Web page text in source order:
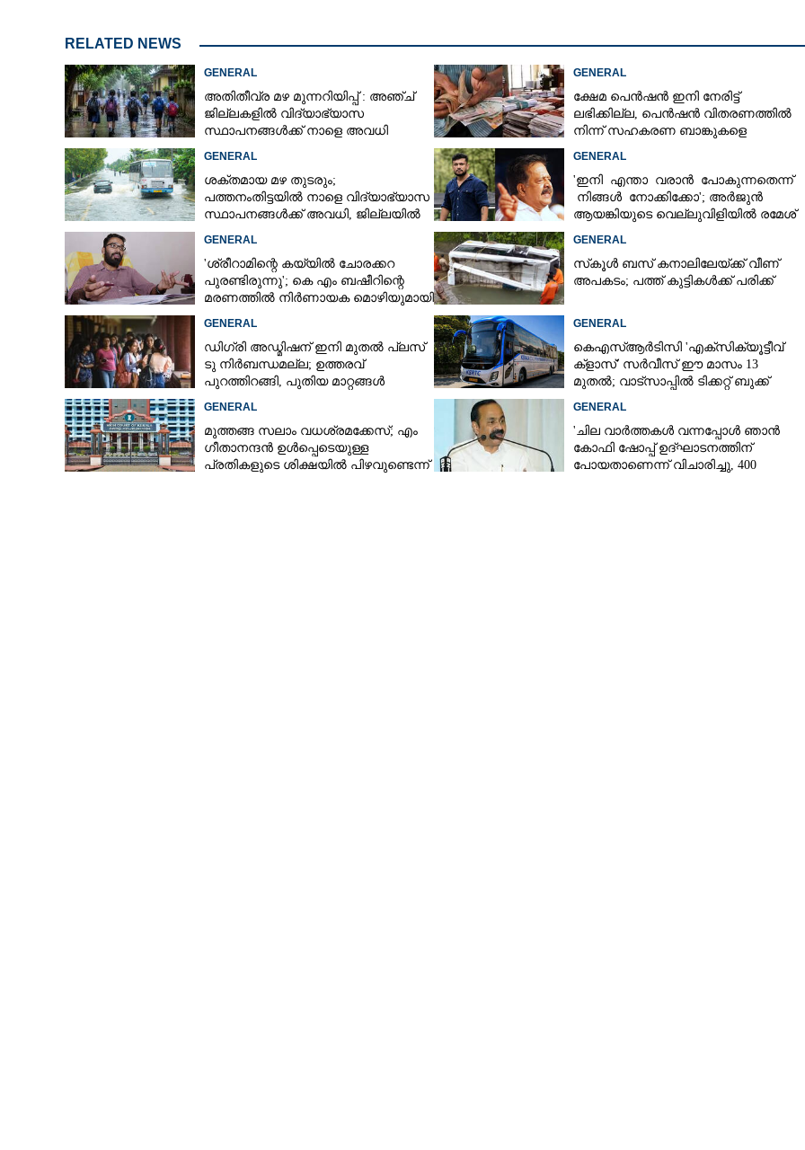
RELATED NEWS
GENERAL
അതിതീവ്ര മഴ മുന്നറിയിപ്പ് : അഞ്ച്
ജില്ലകളിൽ വിദ്യാഭ്യാസ
സ്ഥാപനങ്ങൾക്ക് നാളെ അവധി
GENERAL
ക്ഷേമ പെൻഷൻ ഇനി നേരിട്ട്
ലഭിക്കില്ല,​ പെൻഷൻ വിതരണത്തിൽ
നിന്ന് സഹകരണ ബാങ്കുകളെ
GENERAL
ശക്തമായ മഴ തുടരും;
പത്തനംതിട്ടയിൽ നാളെ വിദ്യാഭ്യാസ
സ്ഥാപനങ്ങൾക്ക് അവധി,​ ജില്ലയിൽ
GENERAL
'ഇനി എന്താ വരാൻ പോകുന്നതെന്ന്
നിങ്ങൾ നോക്കിക്കോ'; അർജുൻ
ആയങ്കിയുടെ വെല്ലുവിളിയിൽ രമേശ്
GENERAL
'ശ്രീറാമിന്റെ കയ്യിൽ ചോരക്കറ
പുരണ്ടിരുന്നു'; കെ എം ബഷീറിന്റെ
മരണത്തിൽ നിർണായക മൊഴിയുമായി
GENERAL
സ്‌കൂൾ ബസ് കനാലിലേയ്ക്ക് വീണ്
അപകടം; പത്ത് കുട്ടികൾക്ക് പരിക്ക്
GENERAL
ഡിഗ്രി അഡ്മിഷന് ഇനി മുതൽ പ്ലസ്
ടു നിർബന്ധമല്ല; ഉത്തരവ്
പുറത്തിറങ്ങി, പുതിയ മാറ്റങ്ങൾ
GENERAL
കെഎസ്‌ആർടിസി 'എക്‌സിക്യൂട്ടീവ്
ക്ളാസ്' സർവീസ് ഈ മാസം 13
മുതൽ; വാട്‌സാപ്പിൽ ടിക്കറ്റ് ബുക്ക്
GENERAL
മുത്തങ്ങ സലാം വധശ്രമക്കേസ്; എം
ഗീതാനന്ദൻ ഉൾപ്പെടെയുള്ള
പ്രതികളുടെ ശിക്ഷയിൽ പിഴവുണ്ടെന്ന്
GENERAL
'ചില വാർത്തകൾ വന്നപ്പോൾ ഞാൻ
കോഫി ഷോപ്പ് ഉദ്ഘാടനത്തിന്
പോയതാണെന്ന് വിചാരിച്ചു, 400
വർക്കലയിൽ നവവധു ജീവനൊടുക്കി